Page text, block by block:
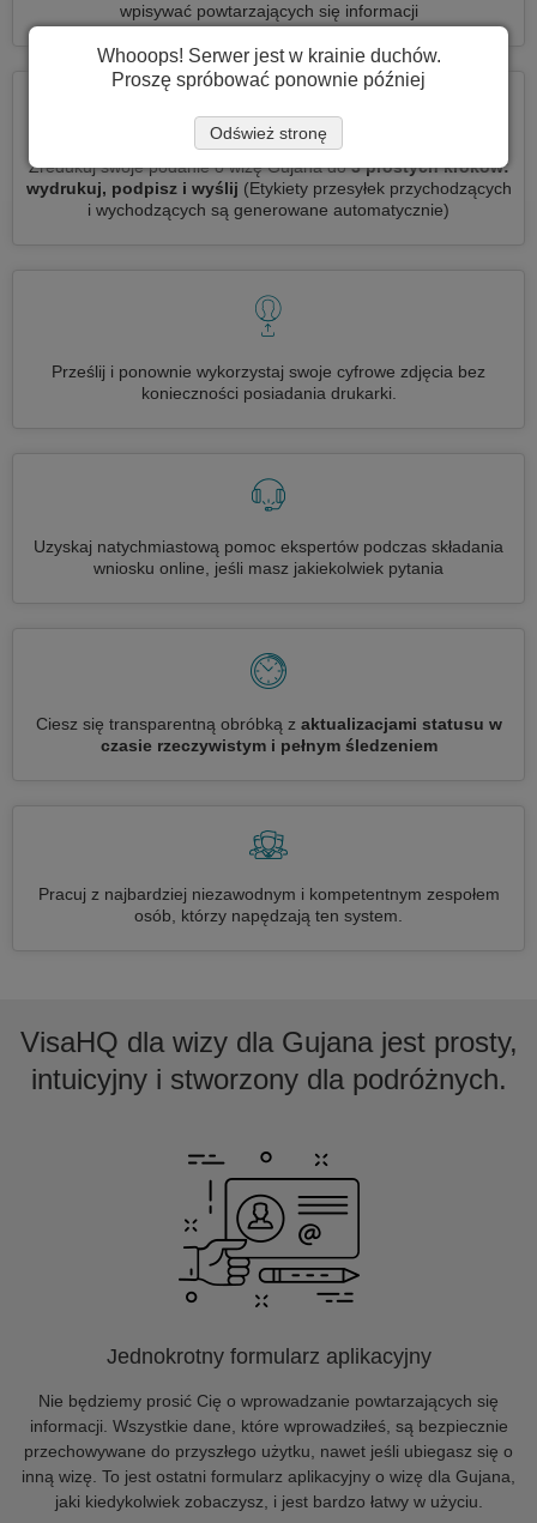
wpisywać powtarzających się informacji
Zredukuj swoje podanie o wizę Gujana do3 prostych kroków:
wydrukuj, podpisz i wyślij (Etykiety przesyłek przychodzących
i wychodzących są generowane automatycznie)
Prześlij i ponownie wykorzystaj swoje cyfrowe zdjęcia bez
konieczności posiadania drukarki.
Uzyskaj natychmiastową pomoc ekspertów podczas składania
wniosku online, jeśli masz jakiekolwiek pytania
Ciesz się transparentną obróbką z aktualizacjami statusu w
czasie rzeczywistym i pełnym śledzeniem
Pracuj z najbardziej niezawodnym i kompetentnym zespołem
osób, którzy napędzają ten system.
VisaHQ dla wizy dla Gujana jest prosty,
intuicyjny i stworzony dla podróżnych.
Jednokrotny formularz aplikacyjny
Nie będziemy prosić Cię o wprowadzanie powtarzających się
informacji. Wszystkie dane, które wprowadziłeś, są bezpiecznie
przechowywane do przyszłego użytku, nawet jeśli ubiegasz się o
inną wizę. To jest ostatni formularz aplikacyjny o wizę dla Gujana,
jaki kiedykolwiek zobaczysz, i jest bardzo łatwy w użyciu.
Whooops! Serwer jest w krainie duchów.
Proszę spróbować ponownie później
Odśwież stronę